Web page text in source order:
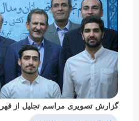
گزارش تصویری مراسم تجلیل از